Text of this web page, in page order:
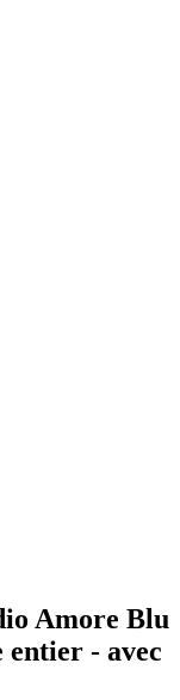
Amore Blu
entier - avec